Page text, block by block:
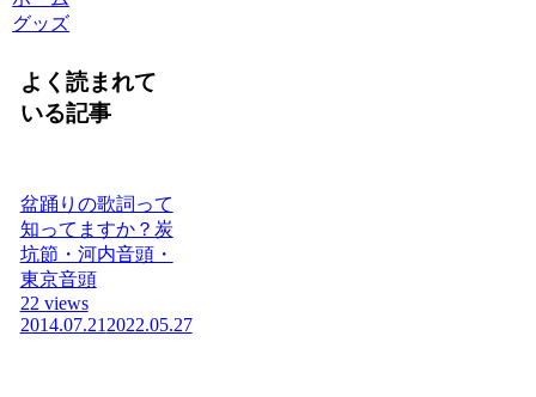
グッズ
よく読まれて
いる記事
盆踊りの歌詞って
知ってますか？炭
坑節・河内音頭・
東京音頭
22 views
2014.07.21 2022.05.27